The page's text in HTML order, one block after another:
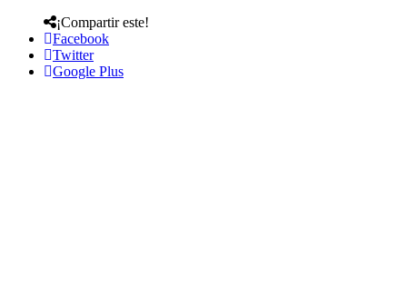
¡Compartir este!
Facebook
Twitter
Google Plus